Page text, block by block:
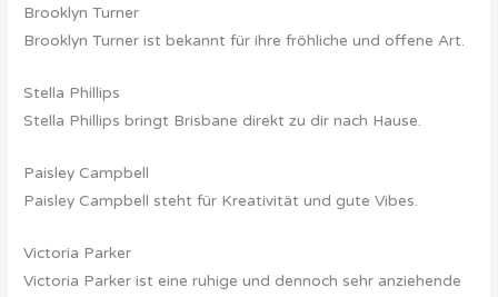
Brooklyn Turner
Brooklyn Turner ist bekannt für ihre fröhliche und offene Art.
Stella Phillips
Stella Phillips bringt Brisbane direkt zu dir nach Hause.
Paisley Campbell
Paisley Campbell steht für Kreativität und gute Vibes.
Victoria Parker
Victoria Parker ist eine ruhige und dennoch sehr anziehende